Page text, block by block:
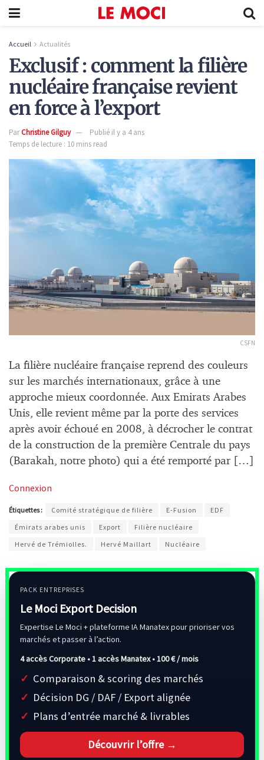
Accueil Actualités
Exclusif : comment la filière
nucléaire française revient
en force à l’export
ParChristine Gilguy
Publié il y a 4 ans
Temps de lecture : 10 mins read
CSFN
La filière nucléaire française reprend des couleurs
sur les marchés internationaux, grâce à une
approche mieux coordonnée. Aux Emirats Arabes
Unis, elle revient même par la porte des services
après avoir échoué en 2008, à décrocher le contrat
de la construction de la première Centrale du pays
(Barakah, notre photo) qui a été remporté par […]
Connexion
Étiquettes : Comité stratégique de filière E-Fusion
EDF
Émirats arabes unis
Export
Filière nucléaire
Hervé de Trémiolles.
Hervé Maillart Nucléaire
PACK ENTREPRISES
Le Moci Export Decision
Expertise Le Moci + plateforme IA Manatex pour prioriser vos
marchés et passer à l’action.
4 accès Corporate • 1 accès Manatex •100 € / mois
Comparaison & scoring des marchés
Décision DG / DAF / Export alignée
Plans d’entrée marché & livrables
Découvrir l’offre →